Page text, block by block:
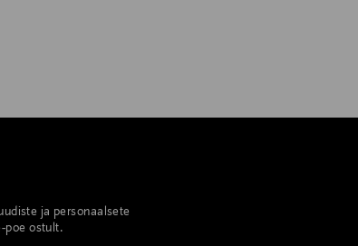
ja personaalsete
poe ostult.